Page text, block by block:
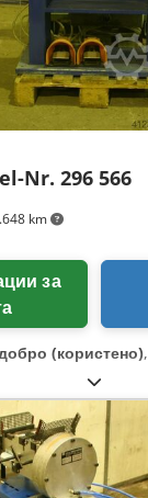
km
Nr. 296 566
(користено),